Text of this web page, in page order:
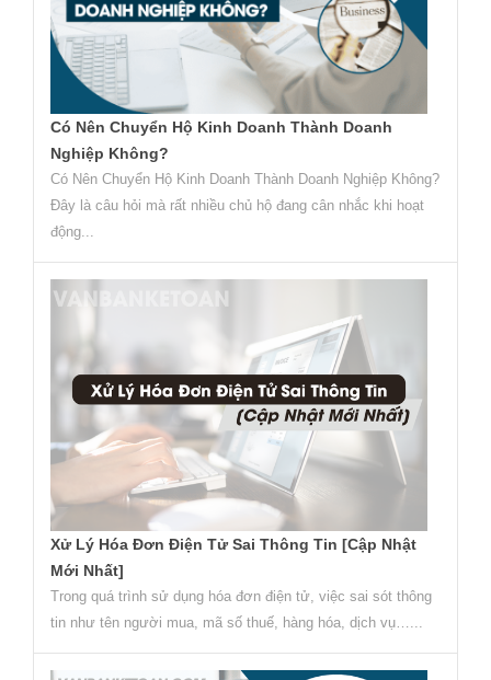
Có Nên Chuyển Hộ Kinh Doanh Thành Doanh
Nghiệp Không?
Có Nên Chuyển Hộ Kinh Doanh Thành Doanh Nghiệp Không?
Đây là câu hỏi mà rất nhiều chủ hộ đang cân nhắc khi hoạt
động...
Xử Lý Hóa Đơn Điện Tử Sai Thông Tin [Cập Nhật
Mới Nhất]
Trong quá trình sử dụng hóa đơn điện tử, việc sai sót thông
tin như tên người mua, mã số thuế, hàng hóa, dịch vụ…...